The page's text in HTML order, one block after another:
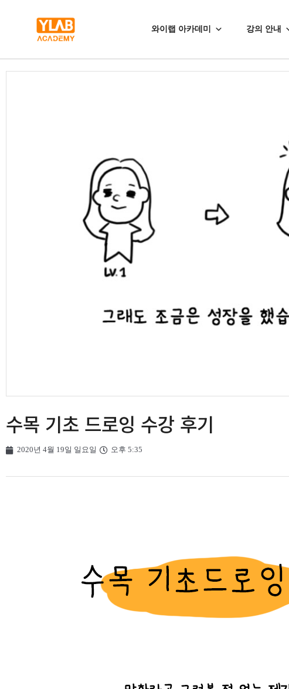
와이랩 아카데미 강의 안내
수목 기초 드로잉 수강 후기
2020년 4월 19일 일요일 오후 5:35